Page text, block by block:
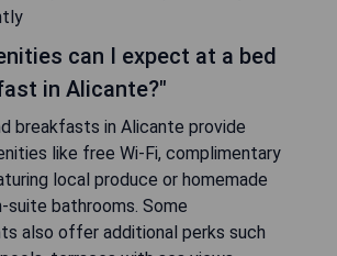
can I expect at a bed
in Alicante?"
breakfasts in Alicante provide
like free Wi-Fi, complimentary
local produce or homemade
suite bathrooms. Some
also offer additional perks such